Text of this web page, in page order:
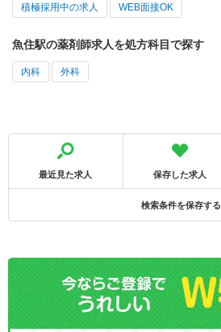
積極採用中の求人 WEB面接OK
魚住駅の薬剤師求人を処方科目で探す
内科 外科
最近見た求人 保存した求人
検索条件を保存する